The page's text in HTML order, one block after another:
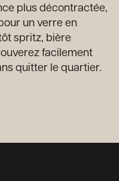
plus décontractée,
un verre en
spritz, bière
facilement
quitter le quartier.